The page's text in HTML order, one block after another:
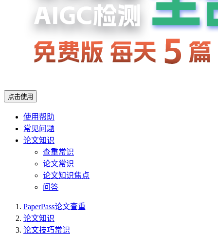
点击使用
使用帮助
常见问题
论文知识
查重常识
论文常识
论文知识焦点
问答
PaperPass论文查重
论文知识
论文技巧常识